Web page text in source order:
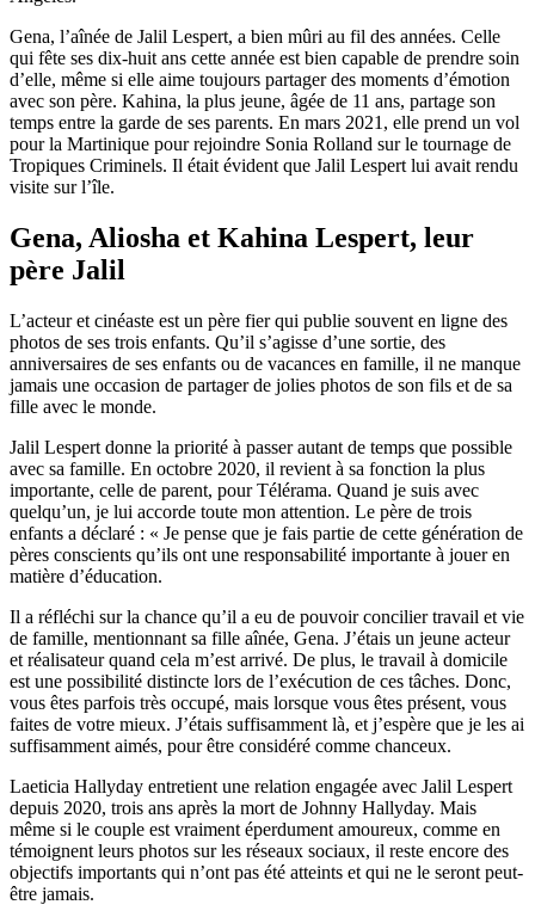
Gena, l’aînée de Jalil Lespert, a bien mûri au fil des années. Celle
qui fête ses dix-huit ans cette année est bien capable de prendre soin
d’elle, même si elle aime toujours partager des moments d’émotion
avec son père. Kahina, la plus jeune, âgée de 11 ans, partage son
temps entre la garde de ses parents. En mars 2021, elle prend un vol
pour la Martinique pour rejoindre Sonia Rolland sur le tournage de
Tropiques Criminels. Il était évident que Jalil Lespert lui avait rendu
visite sur l’île.
Gena, Aliosha et Kahina Lespert, leur
père Jalil
L’acteur et cinéaste est un père fier qui publie souvent en ligne des
photos de ses trois enfants. Qu’il s’agisse d’une sortie, des
anniversaires de ses enfants ou de vacances en famille, il ne manque
jamais une occasion de partager de jolies photos de son fils et de sa
fille avec le monde.
Jalil Lespert donne la priorité à passer autant de temps que possible
avec sa famille. En octobre 2020, il revient à sa fonction la plus
importante, celle de parent, pour Télérama. Quand je suis avec
quelqu’un, je lui accorde toute mon attention. Le père de trois
enfants a déclaré : « Je pense que je fais partie de cette génération de
pères conscients qu’ils ont une responsabilité importante à jouer en
matière d’éducation.
Il a réfléchi sur la chance qu’il a eu de pouvoir concilier travail et vie
de famille, mentionnant sa fille aînée, Gena. J’étais un jeune acteur
et réalisateur quand cela m’est arrivé. De plus, le travail à domicile
est une possibilité distincte lors de l’exécution de ces tâches. Donc,
vous êtes parfois très occupé, mais lorsque vous êtes présent, vous
faites de votre mieux. J’étais suffisamment là, et j’espère que je les ai
suffisamment aimés, pour être considéré comme chanceux.
Laeticia Hallyday entretient une relation engagée avec Jalil Lespert
depuis 2020, trois ans après la mort de Johnny Hallyday. Mais
même si le couple est vraiment éperdument amoureux, comme en
témoignent leurs photos sur les réseaux sociaux, il reste encore des
objectifs importants qui n’ont pas été atteints et qui ne le seront peut-
être jamais.